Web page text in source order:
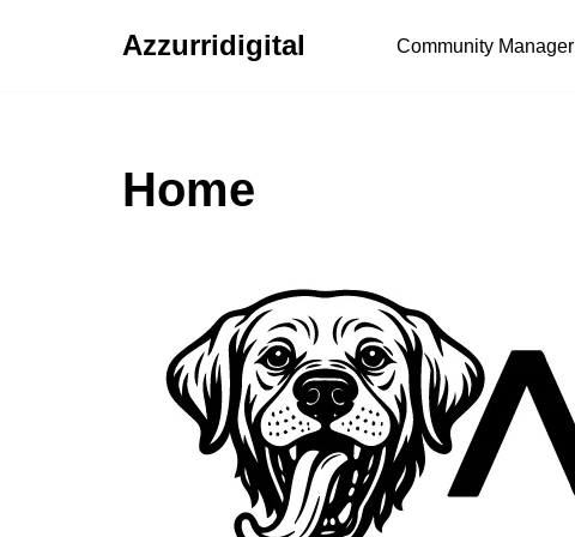
Azzurridigital Community Manager
Home